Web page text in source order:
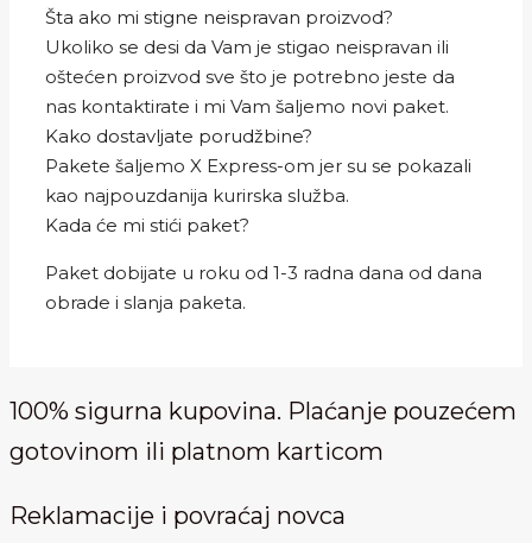
Šta ako mi stigne neispravan proizvod?
Ukoliko se desi da Vam je stigao neispravan ili
oštećen proizvod sve što je potrebno jeste da
nas kontaktirate i mi Vam šaljemo novi paket.
Kako dostavljate porudžbine?
Pakete šaljemo X Express-om jer su se pokazali
kao najpouzdanija kurirska služba.
Kada će mi stići paket?
Paket dobijate u roku od 1-3 radna dana od dana
obrade i slanja paketa.
100% sigurna kupovina. Plaćanje pouzećem
gotovinom ili platnom karticom
Reklamacije i povraćaj novca